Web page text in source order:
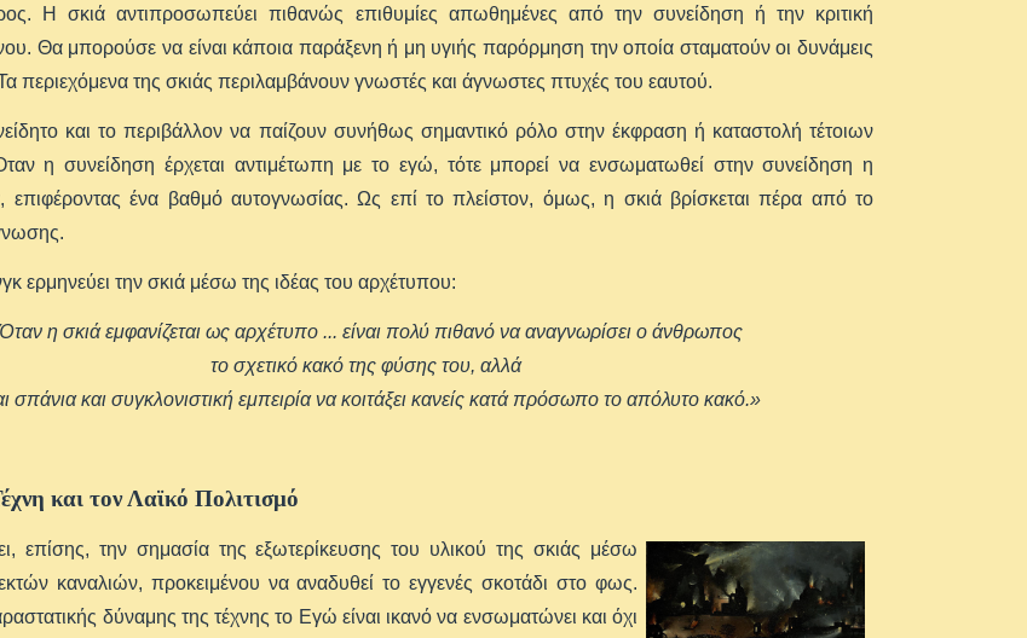
Η σκιά αντιπροσωπεύει πιθανώς επιθυμίες απωθημένες από την συνείδηση ή την κριτική
Θα μπορούσε να είναι κάποια παράξενη ή μη υγιής παρόρμηση την οποία σταματούν οι δυνάμεις
περιεχόμενα της σκιάς περιλαμβάνουν γνωστές και άγνωστες πτυχές του εαυτού.
και το περιβάλλον να παίζουν συνήθως σημαντικό ρόλο στην έκφραση ή καταστολή τέτοιων
η συνείδηση έρχεται αντιμέτωπη με το εγώ, τότε μπορεί να ενσωματωθεί στην συνείδηση η
επιφέροντας ένα βαθμό αυτογνωσίας. Ως επί το πλείστον, όμως, η σκιά βρίσκεται πέρα από το
ερμηνεύει την σκιά μέσω της ιδέας του αρχέτυπου:
Όταν η σκιά εμφανίζεται ως αρχέτυπο ... είναι πολύ πιθανό να αναγνωρίσει ο άνθρωπος
το σχετικό κακό της φύσης του, αλλά
σπάνια και συγκλονιστική εμπειρία να κοιτάξει κανείς κατά πρόσωπο το απόλυτο κακό.»
και τον Λαϊκό Πολιτισμό
επίσης, την σημασία της εξωτερίκευσης του υλικού της σκιάς μέσω
καναλιών, προκειμένου να αναδυθεί το εγγενές σκοτάδι στο φως.
δύναμης της τέχνης το Εγώ είναι ικανό να ενσωματώνει και όχι